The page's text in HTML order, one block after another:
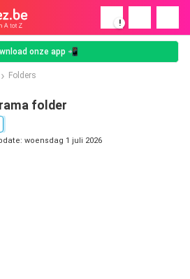
!
onze app 📲
Folders
folder
woensdag 1 juli 2026